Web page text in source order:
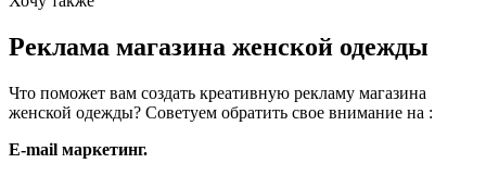
Реклама магазина женской одежды
Что поможет вам создать креативную рекламу магазина
женской одежды? Советуем обратить свое внимание на :
E-mail маркетинг.